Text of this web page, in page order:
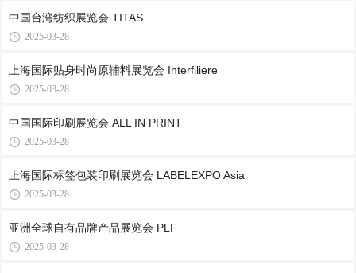
中国台湾纺织展览会 TITAS
2025-03-28
上海国际贴身时尚原辅料展览会 Interfiliere
2025-03-28
中国国际印刷展览会 ALL IN PRINT
2025-03-28
上海国际标签包装印刷展览会 LABELEXPO Asia
2025-03-28
亚洲全球自有品牌产品展览会 PLF
2025-03-28